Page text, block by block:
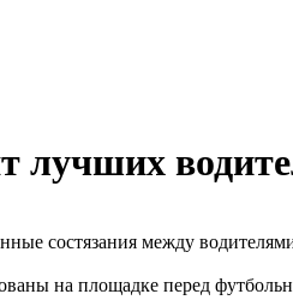
лучших
состязания между
на площадке перед